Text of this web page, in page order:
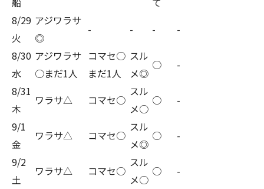
8/29
火
アジワラサ
◎
- - -
-
8/30
水
アジワラサ
○まだ1人
コマセ○
まだ1人
スル
メ◎
○
-
8/31
木
ワラサ△ コマセ○
スル
メ○
○
-
9/1
金
ワラサ△ コマセ○
スル
メ◎
○
-
9/2
土
ワラサ△ コマセ○
スル
メ○
○
-